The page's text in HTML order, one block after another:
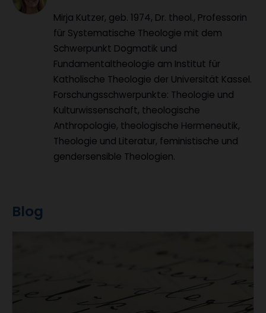
Mirja Kutzer, geb. 1974, Dr. theol., Professorin
für Systematische Theologie mit dem
Schwerpunkt Dogmatik und
Fundamentaltheologie am Institut für
Katholische Theologie der Universität Kassel.
Forschungsschwerpunkte: Theologie und
Kulturwissenschaft, theologische
Anthropologie, theologische Hermeneutik,
Theologie und Literatur, feministische und
gendersensible Theologien.
Blog